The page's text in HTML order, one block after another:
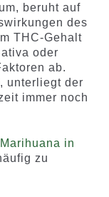
beruht auf
des
THC-Gehalt
oder
ab.
unterliegt der
immer noch
in
zu